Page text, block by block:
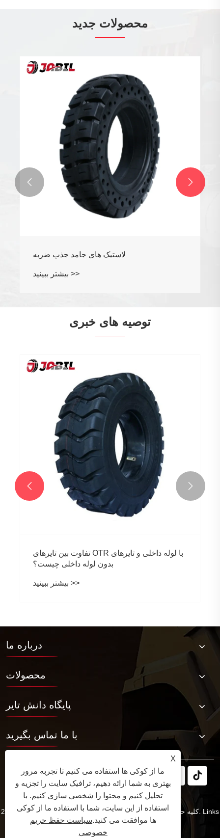
محصولات جدید
لاستیک های جامد جذب ضربه
بیشتر ببینید >>
 
توصیه های خبری
تفاوت بین تایرهای OTR با لوله داخلی و تایرهای
بدون لوله داخلی چیست؟
بیشتر ببینید >>
 
درباره ما
محصولات
پایگاه دانش تایر
با ما تماس بگیرید
کپی رایت © 2025 JABIL Rubber Co., Ltd. کلیه حقوق محفوظ است. Links
Sitemap RSS XML سیاست حفظ حریم خصوصی
X
ما از کوکی ها استفاده می کنیم تا تجربه مرور
بهتری به شما ارائه دهیم، ترافیک سایت را تجزیه و
تحلیل کنیم و محتوا را شخصی سازی کنیم. با
استفاده از این سایت، شما با استفاده ما از کوکی
ها موافقت می کنید.سیاست حفظ حریم
خصوصی